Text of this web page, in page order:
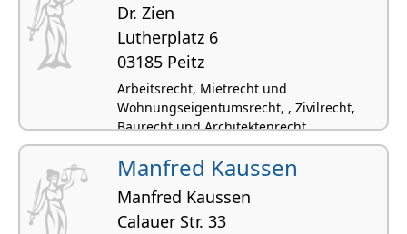
Dr. Zien
Lutherplatz 6
03185 Peitz
Arbeitsrecht, Mietrecht und
Wohnungseigentumsrecht, , Zivilrecht,
Baurecht und Architektenrecht
Manfred Kaussen
Manfred Kaussen
Calauer Str. 33